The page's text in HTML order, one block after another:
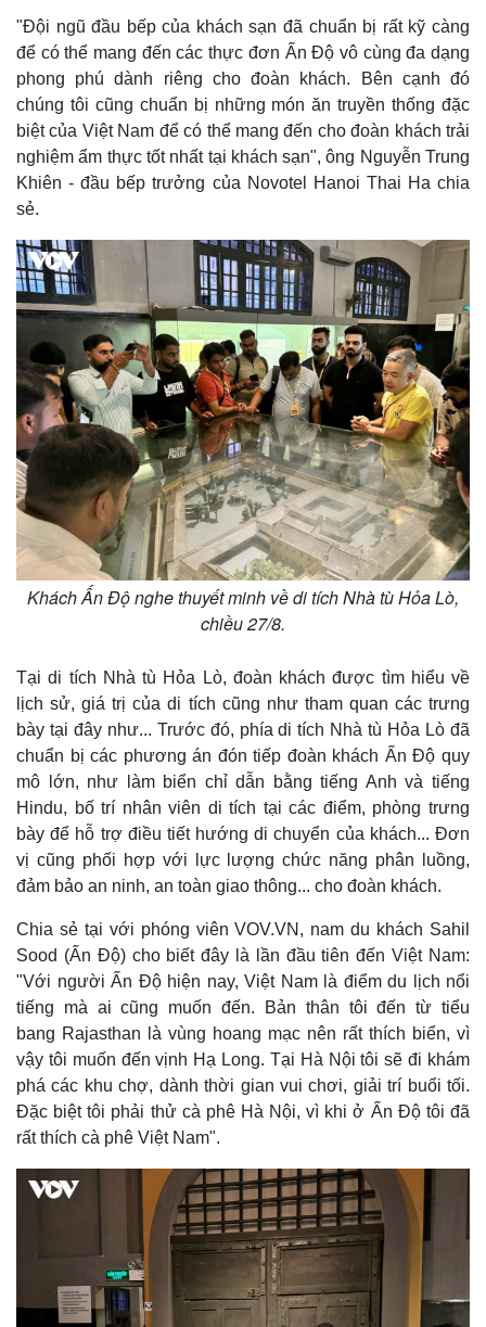
Kinh tế
Bất động sản
Khởi nghiệp
Thị trường
Giá vàng
Tiêu dùng
Chứng khoán
Giá cà phê
"Đội ngũ đầu bếp của khách sạn đã chuẩn bị rất kỹ càng
để có thể mang đến các thực đơn Ấn Độ vô cùng đa dạng
phong phú dành riêng cho đoàn khách. Bên cạnh đó
chúng tôi cũng chuẩn bị những món ăn truyền thống đặc
biệt của Việt Nam để có thể mang đến cho đoàn khách trải
nghiệm ẩm thực tốt nhất tại khách sạn", ông Nguyễn Trung
Khiên - đầu bếp trưởng của Novotel Hanoi Thai Ha chia
sẻ.
Khách Ấn Độ nghe thuyết minh về di tích Nhà tù Hỏa Lò,
chiều 27/8.
Tại di tích Nhà tù Hỏa Lò, đoàn khách được tìm hiểu về
lịch sử, giá trị của di tích cũng như tham quan các trưng
bày tại đây như... Trước đó, phía di tích Nhà tù Hỏa Lò đã
chuẩn bị các phương án đón tiếp đoàn khách Ấn Độ quy
mô lớn, như làm biển chỉ dẫn bằng tiếng Anh và tiếng
Hindu, bố trí nhân viên di tích tại các điểm, phòng trưng
bày để hỗ trợ điều tiết hướng di chuyển của khách... Đơn
vị cũng phối hợp với lực lượng chức năng phân luồng,
đảm bảo an ninh, an toàn giao thông... cho đoàn khách.
Chia sẻ tại với phóng viên VOV.VN, nam du khách Sahil
Sood (Ấn Độ) cho biết đây là lần đầu tiên đến Việt Nam:
"Với người Ấn Độ hiện nay, Việt Nam là điểm du lịch nổi
tiếng mà ai cũng muốn đến. Bản thân tôi đến từ tiểu
bang Rajasthan là vùng hoang mạc nên rất thích biển, vì
vậy tôi muốn đến vịnh Hạ Long. Tại Hà Nội tôi sẽ đi khám
phá các khu chợ, dành thời gian vui chơi, giải trí buổi tối.
Đặc biệt tôi phải thử cà phê Hà Nội, vì khi ở Ấn Độ tôi đã
rất thích cà phê Việt Nam".